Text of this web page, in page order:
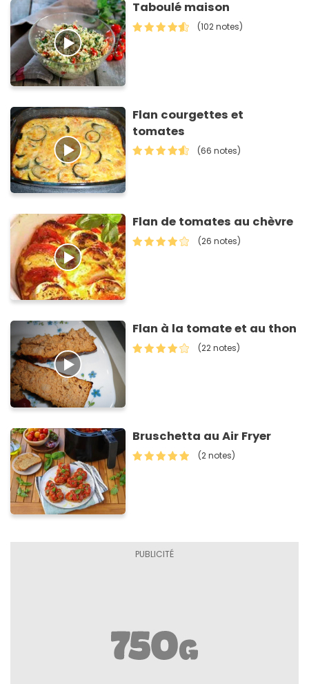
Taboulé maison
(102 notes)
Flan courgettes et
tomates
(66 notes)
Flan de tomates au chèvre
(26 notes)
Flan à la tomate et au thon
(22 notes)
Bruschetta au Air Fryer
(2 notes)